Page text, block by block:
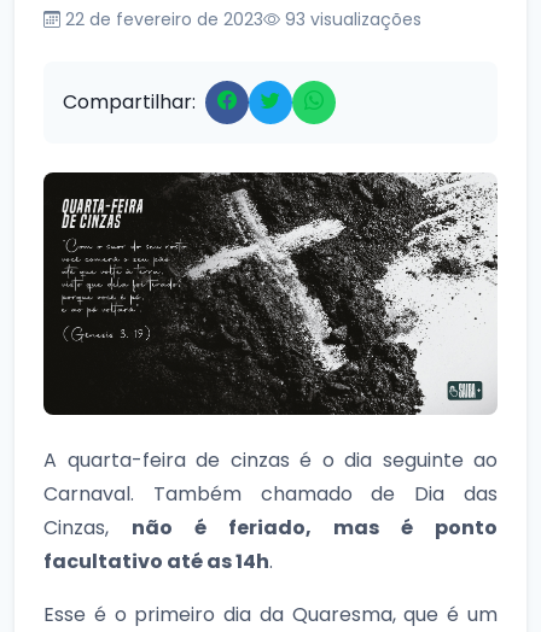
22 de fevereiro de 2023 93 visualizações
Compartilhar:
A quarta-feira de cinzas é o dia seguinte ao
Carnaval. Também chamado de Dia das
Cinzas, não é feriado, mas é ponto
facultativo até as 14h.
Esse é o primeiro dia da Quaresma, que é um